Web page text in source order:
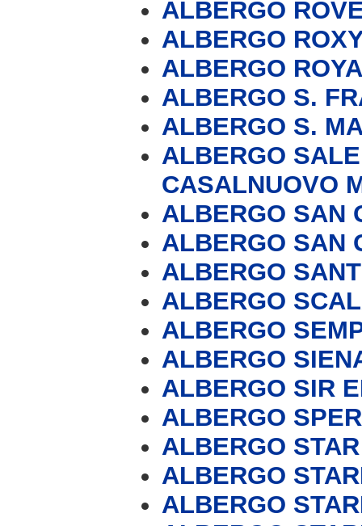
ALBERGO
ALBERGO
ALBERGO
ALBERGO S.
ALBERGO S.
ALBERGO
CASALNUOVO
ALBERGO SAN
ALBERGO SAN
ALBERGO
ALBERGO
ALBERGO
ALBERGO
ALBERGO SIR
ALBERGO
ALBERGO STAR
ALBERGO
ALBERGO